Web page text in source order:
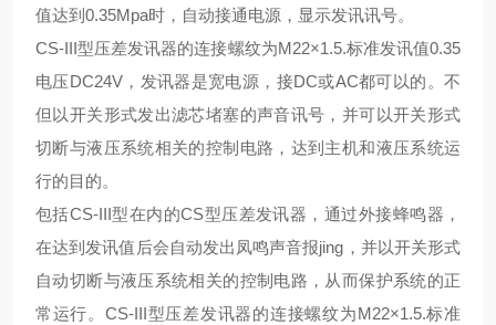
值达到0.35Mpa时，自动接通电源，显示发讯讯号。
CS-III型压差发讯器的连接螺纹为M22×1.5.标准发讯值0.35
电压DC24V，发讯器是宽电源，接DC或AC都可以的。不
但以开关形式发出滤芯堵塞的声音讯号，并可以开关形式
切断与液压系统相关的控制电路，达到主机和液压系统运
行的目的。
包括CS-III型在内的CS型压差发讯器，通过外接蜂鸣器，
在达到发讯值后会自动发出凤鸣声音报jing ，并以开关形式
自动切断与液压系统相关的控制电路，从而保护系统的正
常运行。 CS-III型压差发讯器的连接螺纹为M22×1.5.标准